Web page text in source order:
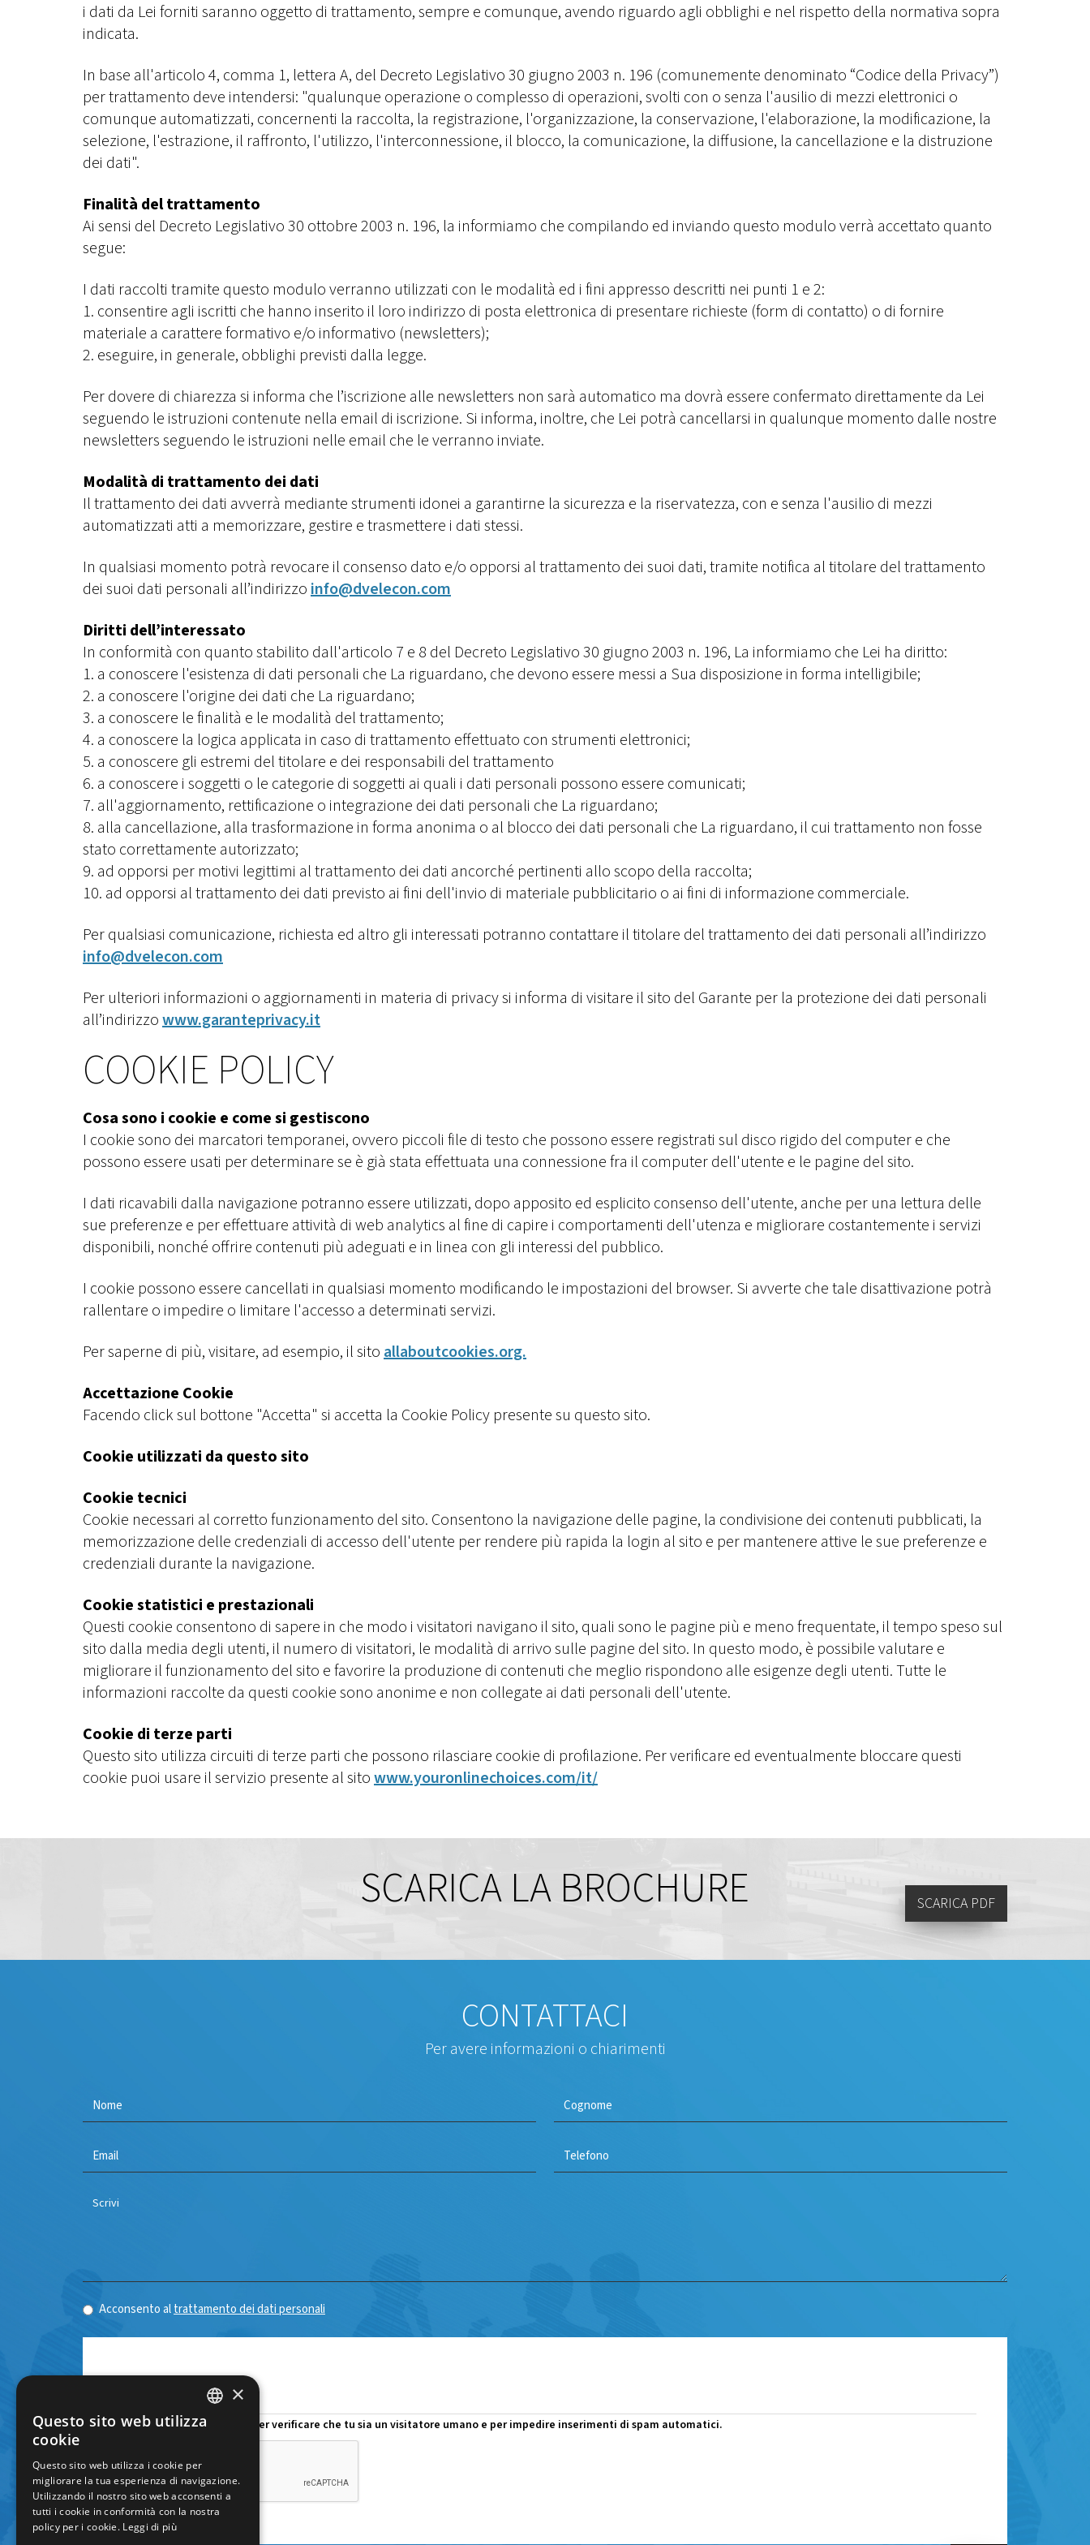
i dati da Lei forniti saranno oggetto di trattamento, sempre e comunque, avendo riguardo agli obblighi e nel rispetto della normativa sopra
indicata.
In base all'articolo 4, comma 1, lettera A, del Decreto Legislativo 30 giugno 2003 n. 196 (comunemente denominato “Codice della Privacy”)
per trattamento deve intendersi: "qualunque operazione o complesso di operazioni, svolti con o senza l'ausilio di mezzi elettronici o
comunque automatizzati, concernenti la raccolta, la registrazione, l'organizzazione, la conservazione, l'elaborazione, la modificazione, la
selezione, l'estrazione, il raffronto, l'utilizzo, l'interconnessione, il blocco, la comunicazione, la diffusione, la cancellazione e la distruzione
dei dati".
Finalità del trattamento
Ai sensi del Decreto Legislativo 30 ottobre 2003 n. 196, la informiamo che compilando ed inviando questo modulo verrà accettato quanto
segue:
I dati raccolti tramite questo modulo verranno utilizzati con le modalità ed i fini appresso descritti nei punti 1 e 2:
1. consentire agli iscritti che hanno inserito il loro indirizzo di posta elettronica di presentare richieste (form di contatto) o di fornire
materiale a carattere formativo e/o informativo (newsletters);
2. eseguire, in generale, obblighi previsti dalla legge.
Per dovere di chiarezza si informa che l’iscrizione alle newsletters non sarà automatico ma dovrà essere confermato direttamente da Lei
seguendo le istruzioni contenute nella email di iscrizione. Si informa, inoltre, che Lei potrà cancellarsi in qualunque momento dalle nostre
newsletters seguendo le istruzioni nelle email che le verranno inviate.
Modalità di trattamento dei dati
Il trattamento dei dati avverrà mediante strumenti idonei a garantirne la sicurezza e la riservatezza, con e senza l'ausilio di mezzi
automatizzati atti a memorizzare, gestire e trasmettere i dati stessi.
In qualsiasi momento potrà revocare il consenso dato e/o opporsi al trattamento dei suoi dati, tramite notifica al titolare del trattamento
dei suoi dati personali all’indirizzoinfo@dvelecon.com
Diritti dell’interessato
In conformità con quanto stabilito dall'articolo 7 e 8 del Decreto Legislativo 30 giugno 2003 n. 196, La informiamo che Lei ha diritto:
1. a conoscere l'esistenza di dati personali che La riguardano, che devono essere messi a Sua disposizione in forma intelligibile;
2. a conoscere l'origine dei dati che La riguardano;
3. a conoscere le finalità e le modalità del trattamento;
4. a conoscere la logica applicata in caso di trattamento effettuato con strumenti elettronici;
5. a conoscere gli estremi del titolare e dei responsabili del trattamento
6. a conoscere i soggetti o le categorie di soggetti ai quali i dati personali possono essere comunicati;
7. all'aggiornamento, rettificazione o integrazione dei dati personali che La riguardano;
8. alla cancellazione, alla trasformazione in forma anonima o al blocco dei dati personali che La riguardano, il cui trattamento non fosse
stato correttamente autorizzato;
9. ad opporsi per motivi legittimi al trattamento dei dati ancorché pertinenti allo scopo della raccolta;
10. ad opporsi al trattamento dei dati previsto ai fini dell'invio di materiale pubblicitario o ai fini di informazione commerciale.
Per qualsiasi comunicazione, richiesta ed altro gli interessati potranno contattare il titolare del trattamento dei dati personali all’indirizzo
info@dvelecon.com
Per ulteriori informazioni o aggiornamenti in materia di privacy si informa di visitare il sito del Garante per la protezione dei dati personali
all’indirizzowww.garanteprivacy.it
COOKIE POLICY
Cosa sono i cookie e come si gestiscono
I cookie sono dei marcatori temporanei, ovvero piccoli file di testo che possono essere registrati sul disco rigido del computer e che
possono essere usati per determinare se è già stata effettuata una connessione fra il computer dell'utente e le pagine del sito.
I dati ricavabili dalla navigazione potranno essere utilizzati, dopo apposito ed esplicito consenso dell'utente, anche per una lettura delle
sue preferenze e per effettuare attività di web analytics al fine di capire i comportamenti dell'utenza e migliorare costantemente i servizi
disponibili, nonché offrire contenuti più adeguati e in linea con gli interessi del pubblico.
I cookie possono essere cancellati in qualsiasi momento modificando le impostazioni del browser. Si avverte che tale disattivazione potrà
rallentare o impedire o limitare l'accesso a determinati servizi.
Per saperne di più, visitare, ad esempio, il sitoallaboutcookies.org.
Accettazione Cookie
Facendo click sul bottone "Accetta" si accetta la Cookie Policy presente su questo sito.
Cookie utilizzati da questo sito
Cookie tecnici
Cookie necessari al corretto funzionamento del sito. Consentono la navigazione delle pagine, la condivisione dei contenuti pubblicati, la
memorizzazione delle credenziali di accesso dell'utente per rendere più rapida la login al sito e per mantenere attive le sue preferenze e
credenziali durante la navigazione.
Cookie statistici e prestazionali
Questi cookie consentono di sapere in che modo i visitatori navigano il sito, quali sono le pagine più e meno frequentate, il tempo speso sul
sito dalla media degli utenti, il numero di visitatori, le modalità di arrivo sulle pagine del sito. In questo modo, è possibile valutare e
migliorare il funzionamento del sito e favorire la produzione di contenuti che meglio rispondono alle esigenze degli utenti. Tutte le
informazioni raccolte da questi cookie sono anonime e non collegate ai dati personali dell'utente.
Cookie di terze parti
Questo sito utilizza circuiti di terze parti che possono rilasciare cookie di profilazione. Per verificare ed eventualmente bloccare questi
cookie puoi usare il servizio presente al sitowww.youronlinechoices.com/it/
SCARICA LA BROCHURE SCARICA PDF
CONTATTACI
Per avere informazioni o chiarimenti
Nome
*
Cognome
*
E-
mail
Telefono
Scrivi
*
Acconsento altrattamento dei dati personali
Questa domanda è un test per verificare che tu sia un visitatore umano e per impedire inserimenti di spam automatici.
×
Questo sito web utilizza
cookie
Questo sito web utilizza i cookie per
migliorare la tua esperienza di navigazione.
Utilizzando il nostro sito web acconsenti a
tutti i cookie in conformità con la nostra
policy per i cookie. Leggi di più